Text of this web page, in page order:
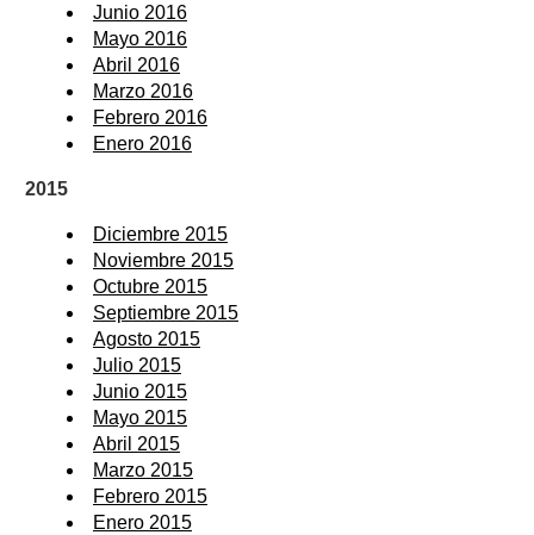
Junio 2016
Mayo 2016
Abril 2016
Marzo 2016
Febrero 2016
Enero 2016
2015
Diciembre 2015
Noviembre 2015
Octubre 2015
Septiembre 2015
Agosto 2015
Julio 2015
Junio 2015
Mayo 2015
Abril 2015
Marzo 2015
Febrero 2015
Enero 2015